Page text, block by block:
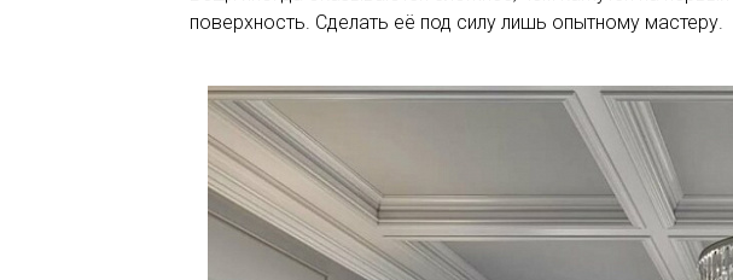
поверхность. Сделать её под силу лишь опытному мастеру.